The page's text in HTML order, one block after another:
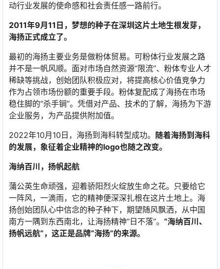
动行业发展的使命感和社会责任感一路前行。
2011年9月11日，梦想的种子在深圳这片土地生根发芽，
海扬正式成立了。
最初的海扬主要业务是做粉体贸易。可粉体行业发展之路
并不是一帆风顺。面对市场自然资源“限流”、粉体专业人才
稀缺等挑战，创始团队积极应对，将提高核心价值竞争力
作为占领市场份额的重要手段。粉体复配成了海扬在市场
稳住脚的“杀手锏”。凭借对产品、技术的了解，海扬为下游
企业服务，为产品提供附加值。
2022年10月10日，海扬到海科转型成功。 随着海扬到海科
的发展，象征着企业精神的logo也随之改变。
海纳百川，扬帆起航
蒲公英生命顽强，迎着骄阳烈火绽放生命之花。只要给它
一阵风，一滴雨，它的精神便深深扎根在这片土地上。海
扬创始团队心中信念的种子种下，期望随风飘洒，从中国
南方一隅到东西南北，让海扬精神“日不落”。 “海纳百川、
扬帆远航”，这正是品牌“海扬”的来源。